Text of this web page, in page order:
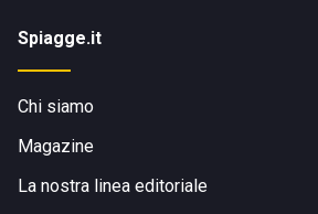
Spiagge.it
Chi siamo
Magazine
La nostra linea editoriale